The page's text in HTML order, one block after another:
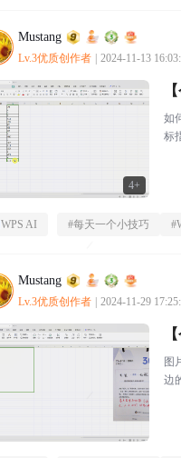
Mustang
Lv.3优质创作者 2024-11-13
4+
如
标
WPS AI #每天一个小技巧 #
Mustang
Lv.3优质创作者 2024-11-29
图
边